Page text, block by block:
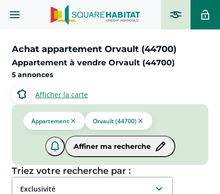
Achat appartement Orvault (44700)
Appartement à vendre Orvault (44700)
5 annonces
Afficher la carte
Appartement Orvault (44700)
Affiner ma recherche
Triez votre recherche par :
exclusivité